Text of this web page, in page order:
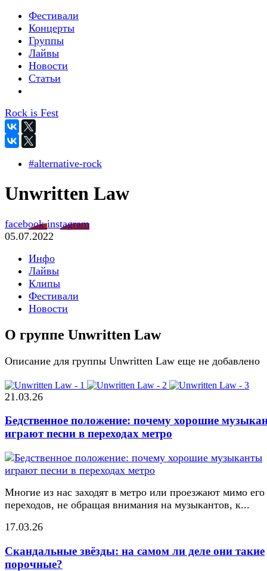
Фестивали
Концерты
Группы
Лайвы
Новости
Статьи
Rock is Fest
#alternative-rock
Unwritten Law
facebookinstagram
05.07.2022
Инфо
Лайвы
Клипы
Фестивали
Новости
О группе Unwritten Law
Описание для группы Unwritten Law еще не добавлено
21.03.26
Бедственное положение: почему хорошие
играют песни в переходах метро
Многие из нас заходят в метро или проезжают мимо его
переходов, не обращая внимания на музыкантов, к...
17.03.26
Скандальные звёзды: на самом ли деле они такие
порочные?